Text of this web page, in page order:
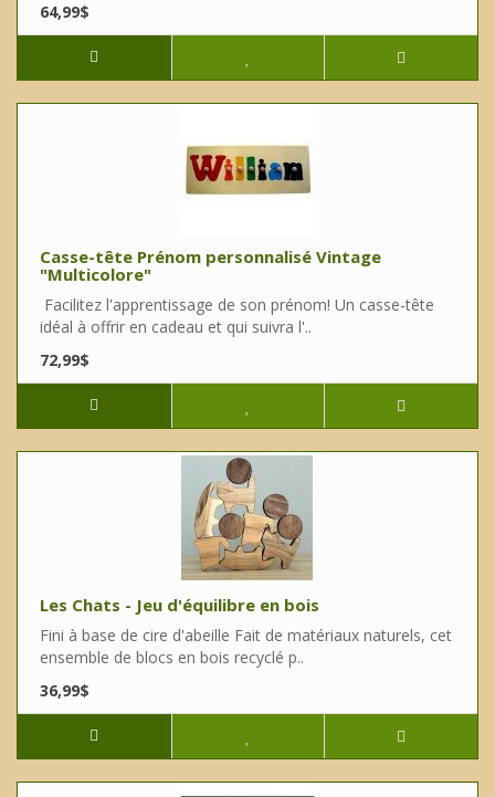
64,99$
Casse-tête Prénom personnalisé Vintage
"Multicolore"
Facilitez l'apprentissage de son prénom! Un casse-tête
idéal à offrir en cadeau et qui suivra l'..
72,99$
Les Chats - Jeu d'équilibre en bois
Fini à base de cire d'abeille Fait de matériaux naturels, cet
ensemble de blocs en bois recyclé p..
36,99$